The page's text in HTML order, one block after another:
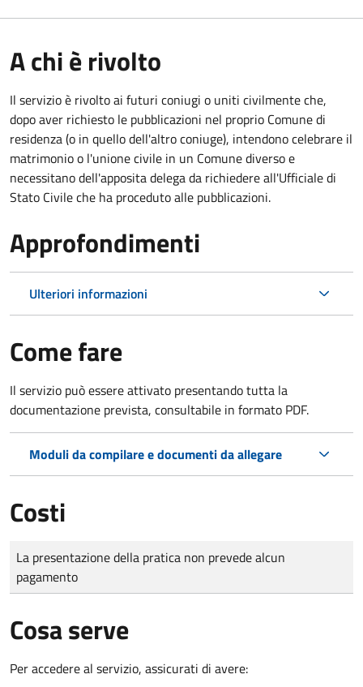
A chi è rivolto
Il servizio è rivolto ai futuri coniugi o uniti civilmente che,
dopo aver richiesto le pubblicazioni nel proprio Comune di
residenza (o in quello dell'altro coniuge), intendono celebrare il
matrimonio o l'unione civile in un Comune diverso e
necessitano dell'apposita delega da richiedere all'Ufficiale di
Stato Civile che ha proceduto alle pubblicazioni.
Approfondimenti
Ulteriori informazioni
Come fare
Il servizio può essere attivato presentando tutta la
documentazione prevista, consultabile in formato PDF.
Moduli da compilare e documenti da allegare
Costi
Tipo di pagamento
Importo
La presentazione della pratica non prevede alcun
pagamento
Cosa serve
Per accedere al servizio, assicurati di avere: